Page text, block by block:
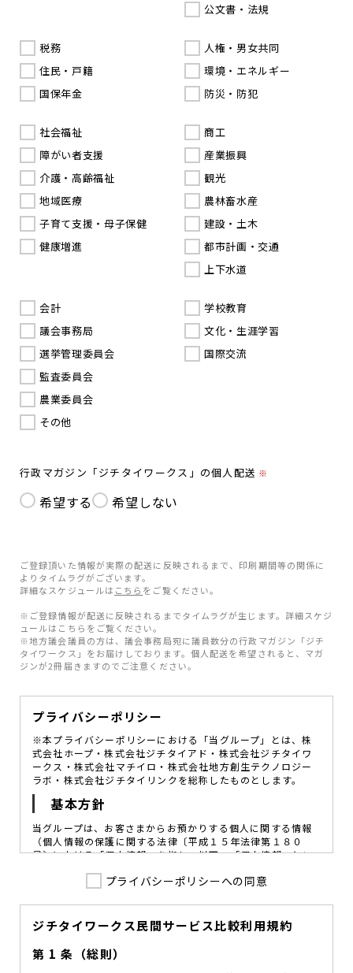
公文書・法規
税務
住民・戸籍
国保年金
人権・男女共同
環境・エネルギー
防災・防犯
社会福祉
障がい者支援
介護・高齢福祉
地域医療
子育て支援・母子保健
健康増進
商工
産業振興
観光
農林畜水産
建設・土木
都市計画・交通
上下水道
会計
議会事務局
選挙管理委員会
監査委員会
農業委員会
その他
学校教育
文化・生涯学習
国際交流
行政マガジン「ジチタイワークス」の個人配送 ※
希望する 希望しない
ご登録頂いた情報が実際の配送に反映されるまで、印刷期間等の関係に
よりタイムラグがございます。
詳細なスケジュールは こちら をご覧ください。
※ご登録情報が配送に反映されるまでタイムラグが生じます。詳細スケジ
ュールはこちらをご覧ください。
※地方議会議員の方は、議会事務局宛に議員数分の行政マガジン「ジチ
タイワークス」をお届けしております。個人配送を希望されると、マガ
ジンが2冊届きますのでご注意ください。
プライバシーポリシー
※本プライバシーポリシーにおける「当グループ」とは、株
式会社ホープ・株式会社ジチタイアド・株式会社ジチタイワ
ークス・株式会社マチイロ・株式会社地方創生テクノロジー
ラボ・株式会社ジチタイリンクを総称したものとします。
基本方針
当グループは、お客さまからお預かりする個人に関する情報
（個人情報の保護に関する法律〔平成１５年法律第１８０
号〕における「個人情報」を指し、以下、「個人情報」とい
図ることが、重要な社会的責務であると考えております。
を定め、役員及び従業員に個人情報保護の重要性の認識と取
組みを徹底させることによって、個人情報の適切な取り扱い
に努めてまいります。
プライバシーポリシーへの同意
ジチタイワークス民間サービス比較利用規約
第 1 条（総則）